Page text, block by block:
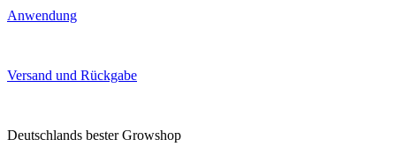
Anwendung
Versand und Rückgabe
Deutschlands bester Growshop